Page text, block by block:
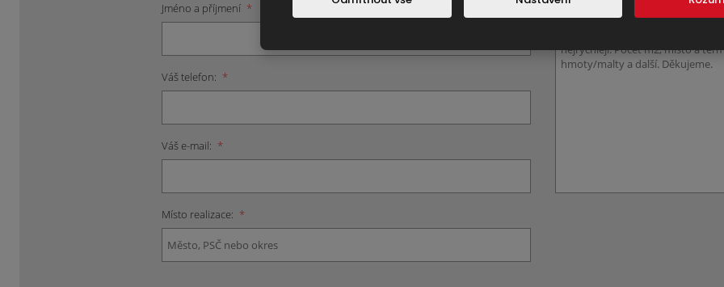
Jméno a příjmení *
Váš telefon: *
Váš e-mail: *
Místo realizace: *
Text zprávy